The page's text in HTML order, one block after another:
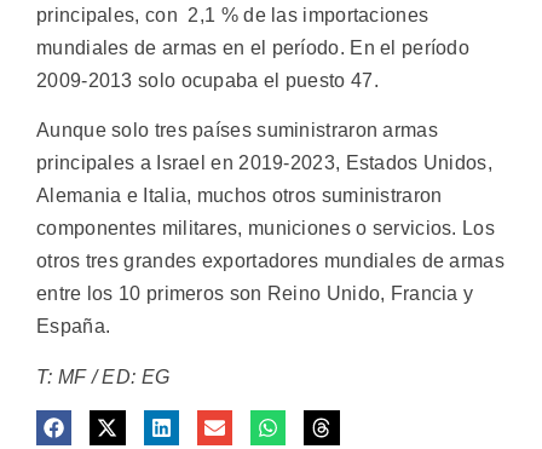
principales, con 2,1 % de las importaciones
mundiales de armas en el período. En el período
2009-2013 solo ocupaba el puesto 47.
Aunque solo tres países suministraron armas
principales a Israel en 2019-2023, Estados Unidos,
Alemania e Italia, muchos otros suministraron
componentes militares, municiones o servicios. Los
otros tres grandes exportadores mundiales de armas
entre los 10 primeros son Reino Unido, Francia y
España.
T: MF / ED: EG